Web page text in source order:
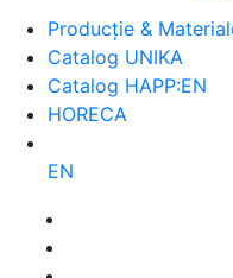
Producție &
Catalog UNIKA
Catalog HAPP:EN
HORECA
EN